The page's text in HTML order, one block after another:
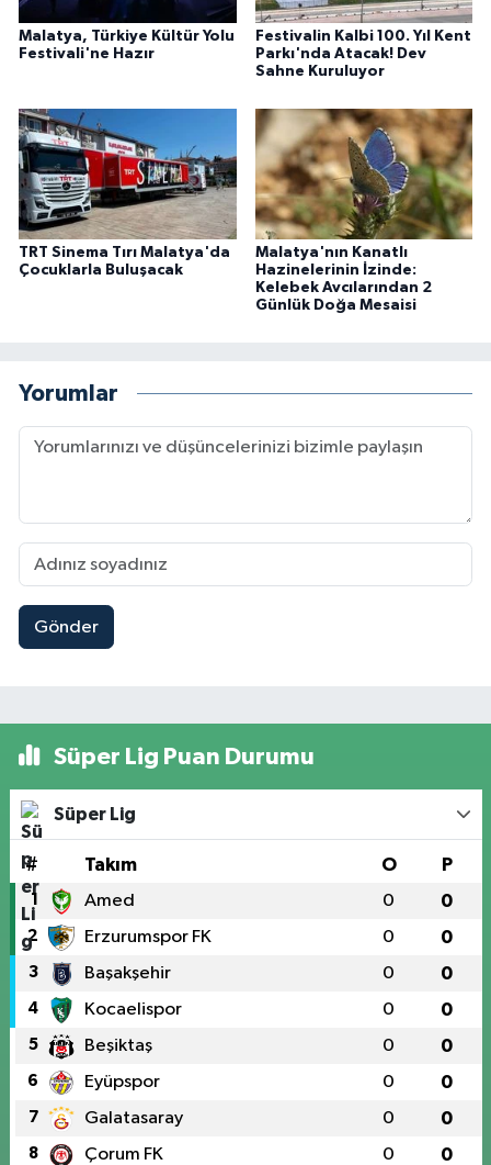
Malatya, Türkiye Kültür Yolu
Festivali'ne Hazır
Festivalin Kalbi 100. Yıl Kent
Parkı'nda Atacak! Dev
Sahne Kuruluyor
TRT Sinema Tırı Malatya'da
Çocuklarla Buluşacak
Malatya'nın Kanatlı
Hazinelerinin İzinde:
Kelebek Avcılarından 2
Günlük Doğa Mesaisi
Yorumlar
Gönder
Süper Lig Puan Durumu
Süper Lig
# Takım O P
1 Amed 0 0
2 Erzurumspor FK 0 0
3 Başakşehir 0 0
4 Kocaelispor 0 0
5 Beşiktaş 0 0
6 Eyüpspor 0 0
7 Galatasaray 0 0
8 Çorum FK 0 0